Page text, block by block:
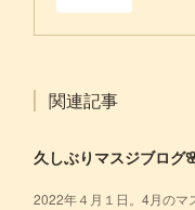
関連記事
久しぶりマスジブログ
2022年４月１日。4月のマ